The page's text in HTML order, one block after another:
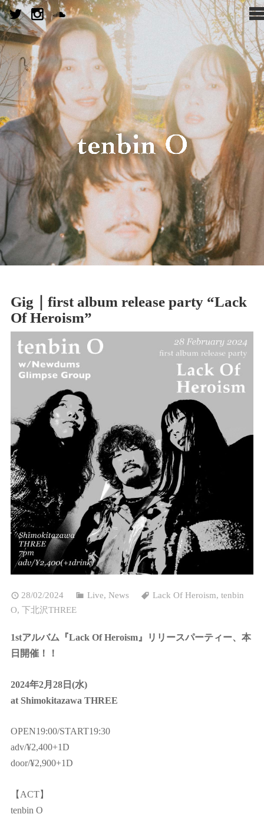
Gig｜first album release party “Lack
Of Heroism”
28/02/2024 Live, News Lack Of Heroism, tenbin
O, 下北沢THREE
1stアルバム『Lack Of Heroism』リリースパーティー、本
日開催！！
2024年2月28日(水)
at Shimokitazawa THREE
OPEN19:00/START19:30
adv/¥2,400+1D
door/¥2,900+1D
【ACT】
tenbin O